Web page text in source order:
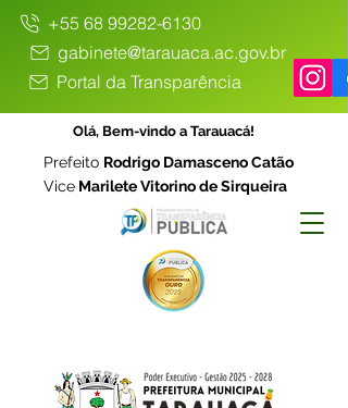
+55 68 99282-6130
gabinete@tarauaca.ac.gov.br
Portal da Transparência
Olá, Bem-vindo a Tarauacá!
Prefeito Rodrigo Damasceno Catão
Vice Marilete Vitorino de Sirqueira